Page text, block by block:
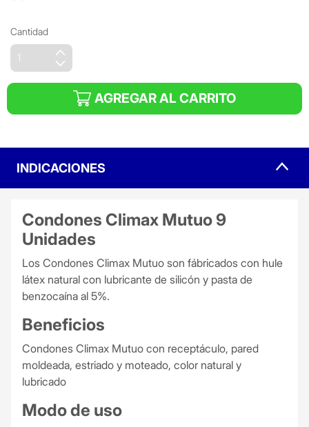
Cantidad
AGREGAR AL CARRITO
INDICACIONES
Condones Climax Mutuo 9
Unidades
Los Condones Climax Mutuo son fábricados con hule
látex natural con lubricante de silicón y pasta de
benzocaína al 5%.
Beneficios
Condones Climax Mutuo con receptáculo, pared
moldeada, estriado y moteado, color natural y
lubricado
Modo de uso